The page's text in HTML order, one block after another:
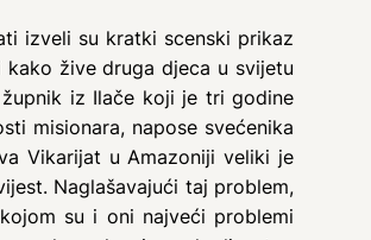
izveli su kratki scenski prikaz
žive druga djeca u svijetu
iz Ilače koji je tri godine
misionara, napose svećenika
Vikarijat u Amazoniji veliki je
Naglašavajući taj problem,
su i oni najveći problemi